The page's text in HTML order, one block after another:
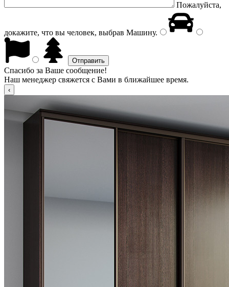
Пожалуйста,
докажите, что вы человек, выбрав Машину.
Спасибо за Ваше сообщение!
Наш менеджер свяжется с Вами в ближайшее время.